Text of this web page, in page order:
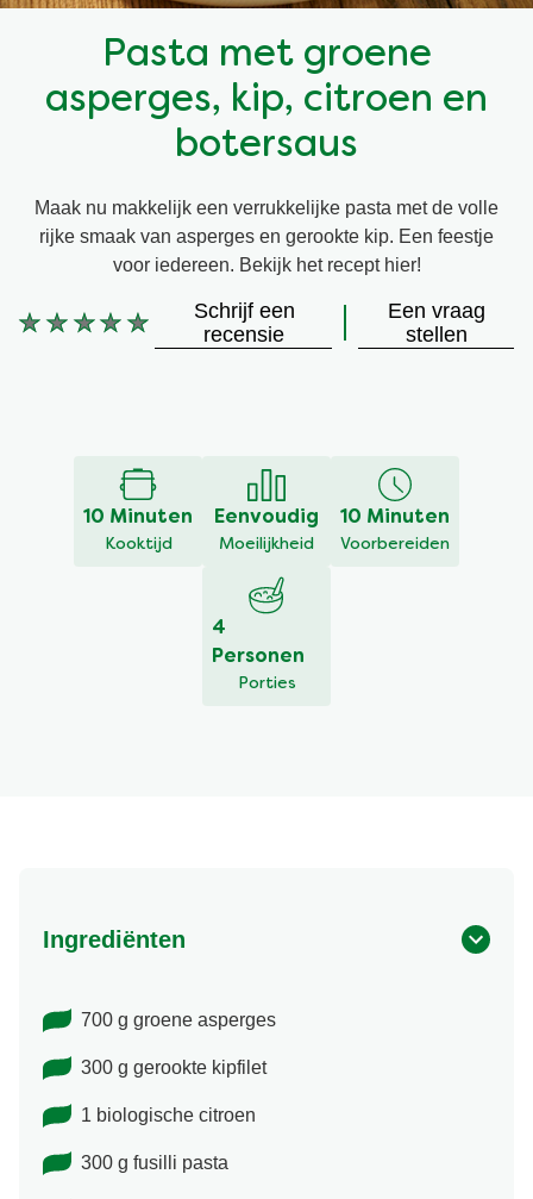
Snel en makkelijk
Vegetarisch
Smaakmakers
Soepen
Kant-en-klaar
Terugroepactie Basilicum Roomsaus
Pasta met groene
asperges, kip, citroen en
botersaus
Maak nu makkelijk een verrukkelijke pasta met de volle
rijke smaak van asperges en gerookte kip. Een feestje
voor iedereen. Bekijk het recept hier!
Geen
Schrijf een
recensie
Een vraag
stellen
10 Minuten
Kooktijd
Eenvoudig
Moeilijkheid
10 Minuten
Voorbereiden
4
Personen
Porties
Ingrediënten
700 g groene asperges
300 g gerookte kipfilet
1 biologische citroen
300 g fusilli pasta